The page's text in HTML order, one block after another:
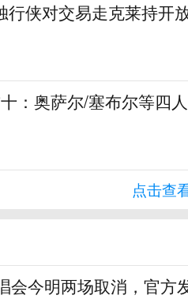
行侠对交易走克莱持开
：奥萨尔/塞布尔等四
点击查
会今明两场取消，官方